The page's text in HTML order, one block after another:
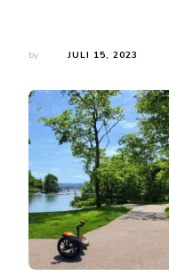
by JULI 15, 2023